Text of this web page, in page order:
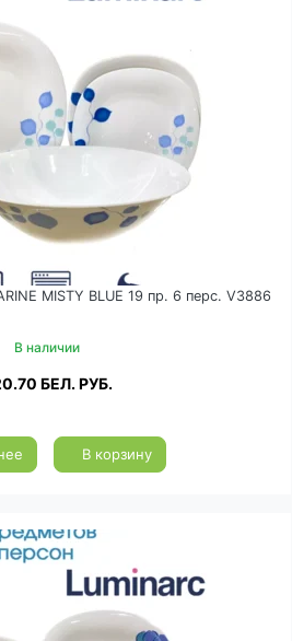
MISTY BLUE 19 пр. 6 перс. V3886
В наличии
БЕЛ. РУБ.
В корзину